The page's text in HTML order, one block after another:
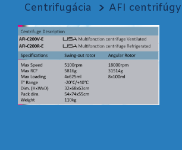
Centrifugácia AFI centrifúgy